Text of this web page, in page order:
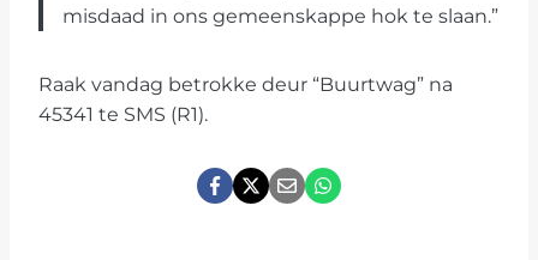
misdaad in ons gemeenskappe hok te slaan.”
Raak vandag betrokke deur “Buurtwag” na
45341 te SMS (R1).